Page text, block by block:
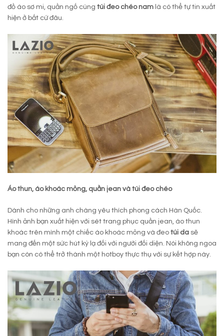
đồ áo sơ mi, quần ngố cùng túi đeo chéo nam là có thể tự tin xuất
hiện ở bất cứ đâu.
Áo thun, áo khoác mỏng, quần jean và túi đeo chéo
Dành cho những anh chàng yêu thích phong cách Hàn Quốc.
Hình ảnh bạn xuất hiện với sét trang phục quần jean, áo thun
khoác trên mình một chiếc áo khoác mỏng và đeo túi da sẽ
mang đến một sức hút kỳ lạ đối với người đối diện. Nói không ngoa
bạn còn có thể trở thành một hotboy thực thụ với sự kết hợp này.